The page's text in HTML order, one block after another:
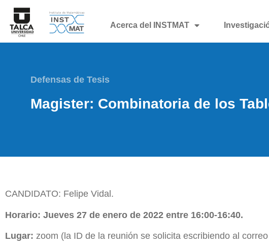
Acerca del INSTMAT
Defensas de Tesis
Magister: Combinatoria de los
CANDIDATO: Felipe Vidal.
Horario: Jueves 27 de enero de 2022 entre 16:00-16:40.
Lugar: zoom (la ID de la reunión se solicita escribiendo al